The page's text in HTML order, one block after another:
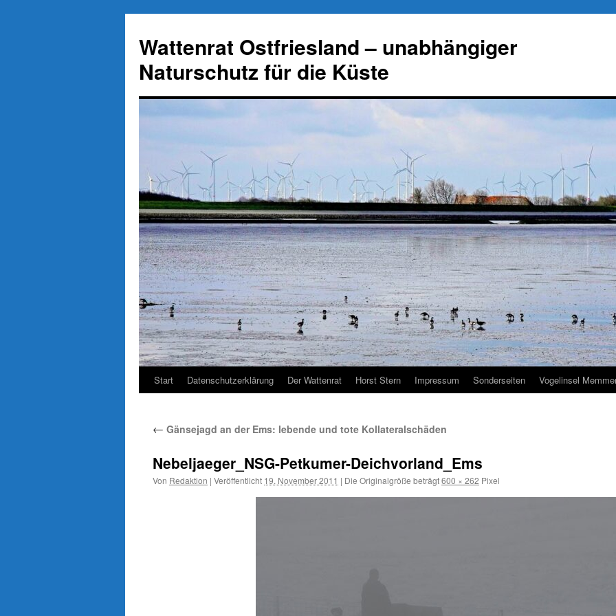
springen
Wattenrat Ostfriesland – unabhängiger
Naturschutz für die Küste
Start Datenschutzerklärung Der Wattenrat Horst Stern Impressum Sonderseiten Vogelinsel
← Gänsejagd an der Ems: lebende und tote Kollateralschäden
Nebeljaeger_NSG-Petkumer-Deichvorland_Ems
Von Redaktion | Veröffentlicht 19. November 2011 | Die Originalgröße beträgt600 × 262 Pixel